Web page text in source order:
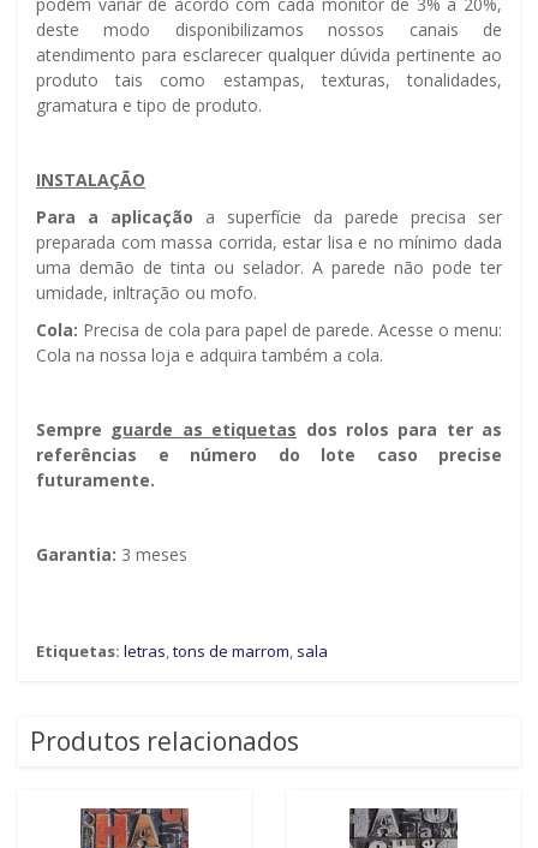
deste modo disponibilizamos nossos canais de
atendimento para esclarecer qualquer dúvida pertinente ao
produto tais como estampas, texturas, tonalidades,
gramatura e tipo de produto.
INSTALAÇÃO
Para a aplicação a superfície da parede precisa ser
preparada com massa corrida, estar lisa e no mínimo dada
uma demão de tinta ou selador. A parede não pode ter
umidade, infiltração ou mofo.
Cola: Precisa de cola para papel de parede. Acesse o menu:
Cola na nossa loja e adquira também a cola.
Sempre guarde as etiquetas dos rolos para ter as
referências e número do lote caso precise
futuramente.
Garantia: 3 meses
Etiquetas: letras,tons de marrom, sala
Produtos relacionados